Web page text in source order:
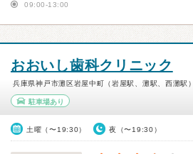
09:00-13:00
おおいし歯科クリニック
兵庫県神戸市灘区岩屋中町（岩屋駅、灘駅、西灘駅）
駐車場あり
土曜（〜19:30） 夜（〜19:30）